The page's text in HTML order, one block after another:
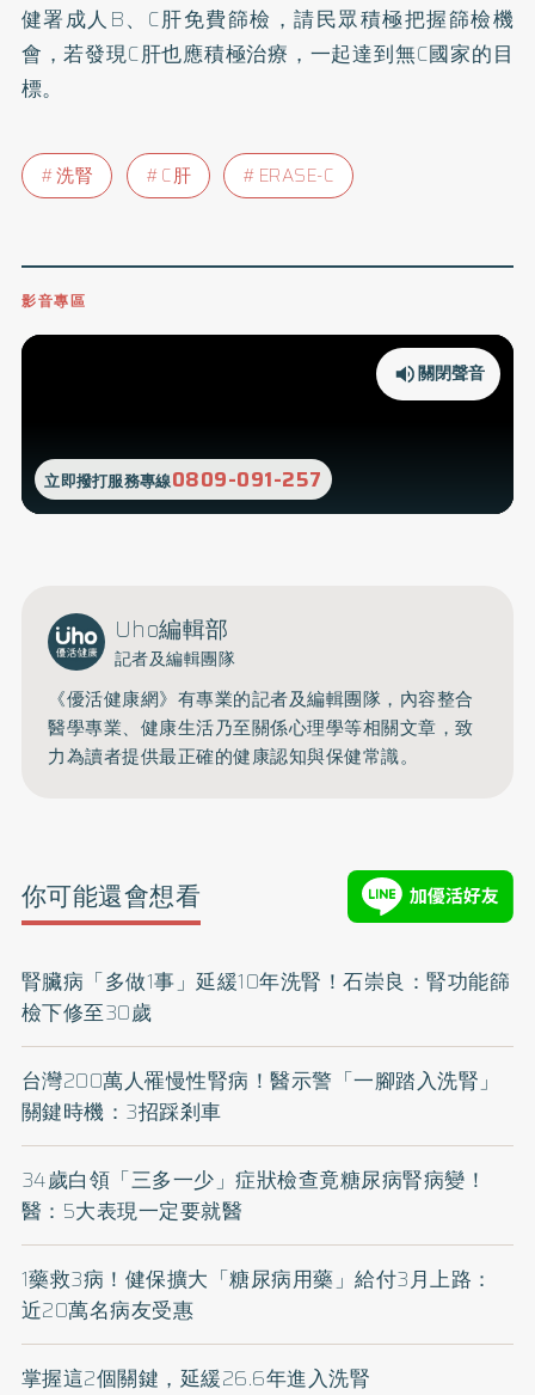
健署成人B、C肝免費篩檢，請民眾積極把握篩檢機
會，若發現C肝也應積極治療，一起達到無C國家的目
標。
洗腎 C肝 ERASE-C
影音專區
立即撥打服務專線0809-091-257
關閉聲音
Uho編輯部
記者及編輯團隊
《優活健康網》有專業的記者及編輯團隊，內容整合
醫學專業、健康生活乃至關係心理學等相關文章，致
力為讀者提供最正確的健康認知與保健常識。
你可能還會想看
腎臟病「多做1事」延緩10年洗腎！石崇良：腎功能篩
檢下修至30歲
台灣200萬人罹慢性腎病！醫示警「一腳踏入洗腎」
關鍵時機：3招踩剎車
34歲白領「三多一少」症狀檢查竟糖尿病腎病變！
醫：5大表現一定要就醫
1藥救3病！健保擴大「糖尿病用藥」給付3月上路：
近20萬名病友受惠
掌握這2個關鍵，延緩26.6年進入洗腎